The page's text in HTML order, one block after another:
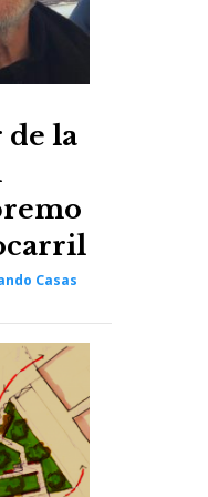
de la
Casas